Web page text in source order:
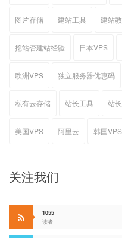
图片存储 建站工具 建站
挖站否建站经验 日本VPS
欧洲VPS 独立服务器优惠码
私有云存储 站长工具 站
美国VPS 阿里云 韩国VPS
关注我们
1055
读者